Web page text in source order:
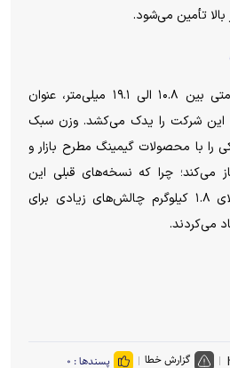
جدید دل با ضخامتی بین ۱۰.۸ الی ۱۹.۱ میلی‌متر، عنوان
این شرکت را یدک می‌کشد. وزن سبک
را با محصولات گیمینگ مطرح بازار و
می‌کند؛ چرا که نسخه‌های قبلی این
لپ‌تاپ‌ها به دلیل وزن بالای ۱.۸ کیلوگرم چالش‌های زیادی برای
می‌کردند.
گزارش خطا پسندها : ۰